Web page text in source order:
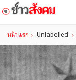
หน้าแรก Unlabelled